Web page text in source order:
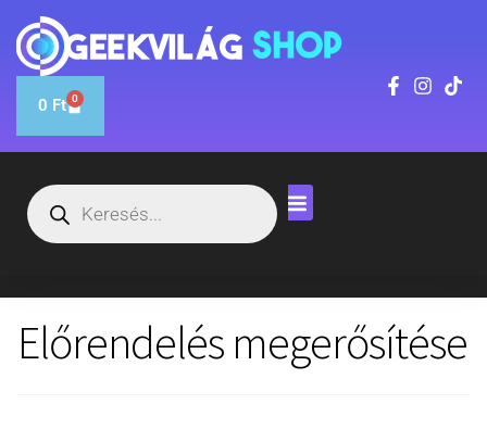
0 Ft 0
Előrendelés megerősítése